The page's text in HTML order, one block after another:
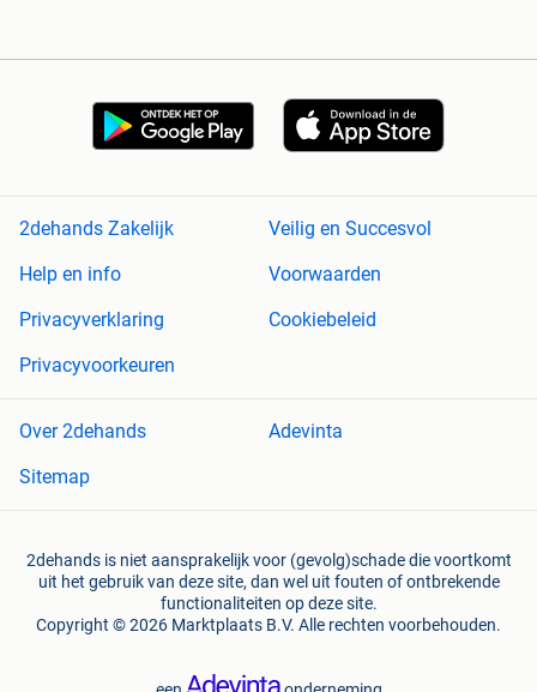
2dehands Zakelijk
Veilig en Succesvol
Help en info
Voorwaarden
Privacyverklaring
Cookiebeleid
Privacyvoorkeuren
Over 2dehands
Adevinta
Sitemap
2dehands is niet aansprakelijk voor (gevolg)schade die voortkomt
uit het gebruik van deze site, dan wel uit fouten of ontbrekende
functionaliteiten op deze site.
Copyright © 2026 Marktplaats B.V. Alle rechten voorbehouden.